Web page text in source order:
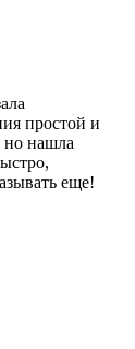
простой и
но нашла
еще!